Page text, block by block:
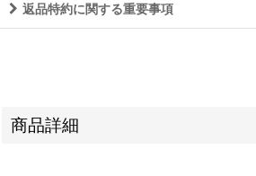
返品特約に関する重要事項
商品詳細